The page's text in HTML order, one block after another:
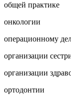
общей практике
онкологии
операционному
организации
организации
ортодонтии